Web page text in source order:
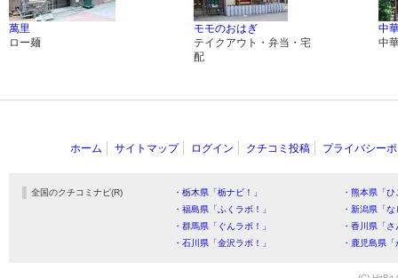
萬里
ロー麺
モモのおはぎ
テイクアウト・弁当・宅
配
中
中
ホーム サイトマップ ログイン クチコミ投稿 プライバシー
全国のクチコミナビ(R) ・栃木県「栃ナビ！」
・熊本県「
・福島県「ふくラボ！」
・新潟県「
・群馬県「ぐんラボ！」
・香川県「
・石川県「金沢ラボ！」
・鹿児島県